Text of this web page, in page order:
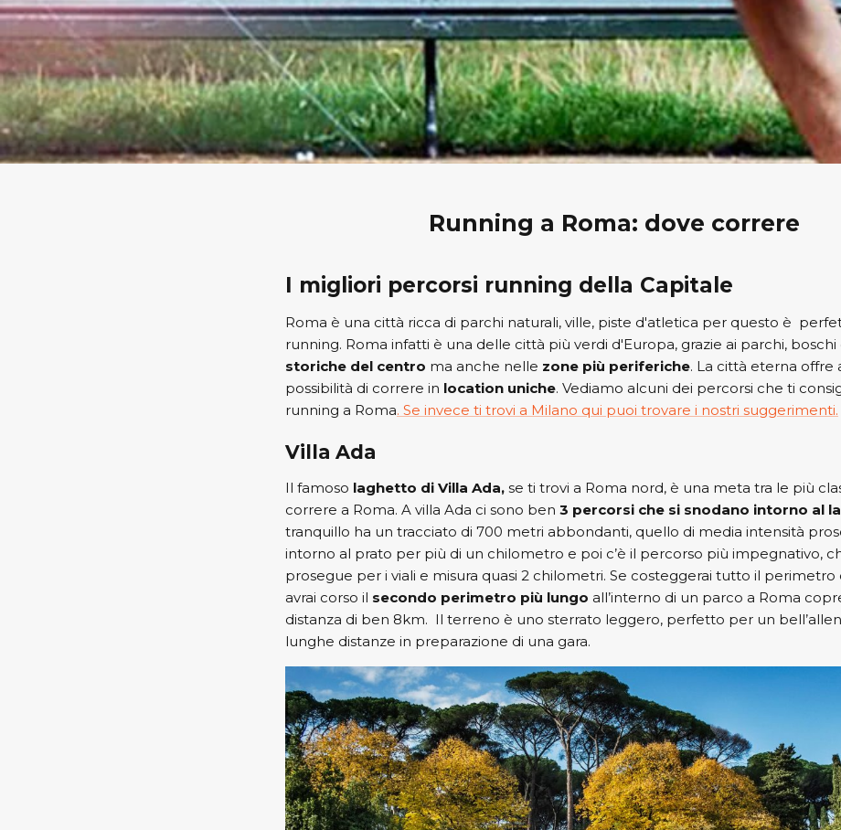
Running a Roma: dove correre
I migliori percorsi running della Capitale
Roma è una città ricca di parchi naturali, ville, piste d'atletica per questo è
running. Roma infatti è una delle città più verdi d'Europa, grazie ai parchi, boschi
storiche del centro ma anche nelle zone più periferiche. La città eterna offre
possibilità di correre in location uniche. Vediamo alcuni dei percorsi che ti
running a Roma. Se invece ti trovi a Milano qui puoi trovare i nostri suggerimenti.
Villa Ada
Il famoso laghetto di Villa Ada, se ti trovi a Roma nord, è una meta tra le più
correre a Roma. A villa Ada ci sono ben 3 percorsi che si snodano intorno al
tranquillo ha un tracciato di 700 metri abbondanti, quello di media intensità
intorno al prato per più di un chilometro e poi c’è il percorso più impegnativo,
prosegue per i viali e misura quasi 2 chilometri. Se costeggerai tutto il perimetro
avrai corso il secondo perimetro più lungo all’interno di un parco a Roma
distanza di ben 8km. Il terreno è uno sterrato leggero, perfetto per un
lunghe distanze in preparazione di una gara.